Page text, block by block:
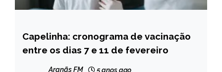
CAPELINHA
NOTÍCIAS
Capelinha: cronograma de vacinação
entre os dias 7 e 11 de fevereiro
Aranãs FM 5 anos ago